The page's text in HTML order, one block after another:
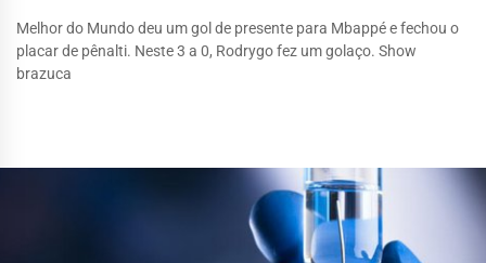
Melhor do Mundo deu um gol de presente para Mbappé e fechou o
placar de pênalti. Neste 3 a 0, Rodrygo fez um golaço. Show
brazuca